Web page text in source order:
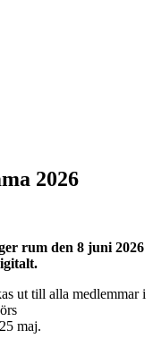
2026
rum den 8 juni 2026
ut till alla medlemmar i
maj.